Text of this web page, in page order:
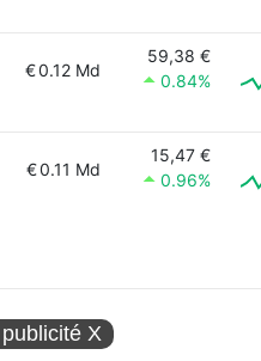
€0.12 Md
59,38 €
0.84%
€0.11 Md
15,47 €
0.96%
X